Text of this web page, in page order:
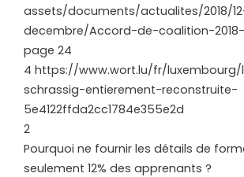
assets/documents/actualites/2018/
decembre/Accord-de-coalition-
page 24
4 https://www.wort.lu/fr/
schrassig-entierement-reconstruite-
5e4122ffda2cc1784e355e2d
2
Pourquoi ne fournir les détails de
seulement 12% des apprenants ?